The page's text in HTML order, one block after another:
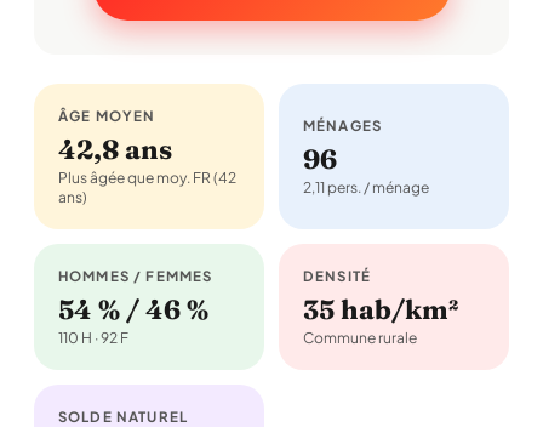
ÂGE MOYEN
42,8 ans
Plus âgée que moy. FR (42
ans)
MÉNAGES
96
2,11 pers. / ménage
HOMMES / FEMMES
54 % / 46 %
110 H · 92 F
DENSITÉ
35 hab/km²
Commune rurale
SOLDE NATUREL